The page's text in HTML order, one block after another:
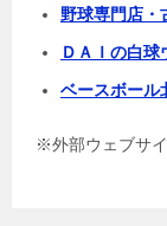
野球専門店・
ＤＡＩの白球
ベースボール
※外部ウェブサイ